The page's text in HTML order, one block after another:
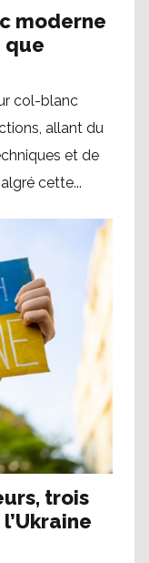
moderne
que
col-blanc
allant du
et de
cette...
trois